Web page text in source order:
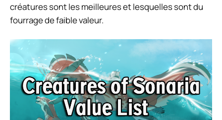
créatures sont les meilleures et lesquelles sont du
fourrage de faible valeur.